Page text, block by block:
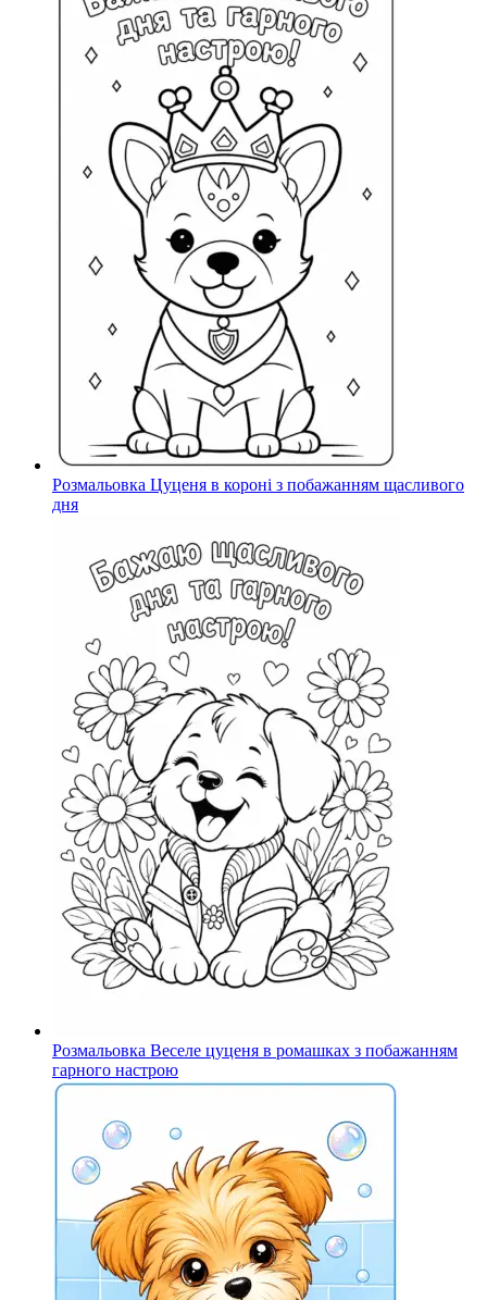
Розмальовка Цуценя в короні з побажанням щасливого
дня
Розмальовка Веселе цуценя в ромашках з побажанням
гарного настрою